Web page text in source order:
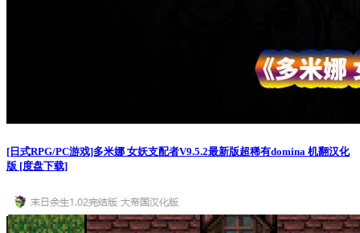
[日式RPG/PC游戏]多米娜 女妖支配者V9.5.2最新版超稀有domina 机翻汉化
版 [度盘下载]